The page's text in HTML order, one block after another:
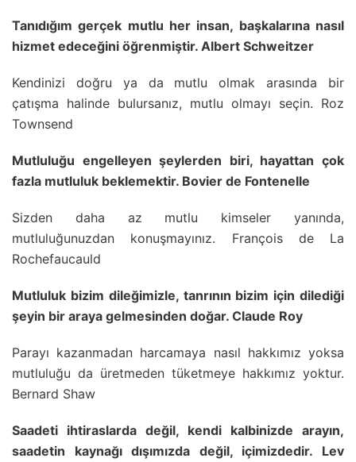
Tanıdığım gerçek mutlu her insan, başkalarına nasıl
hizmet edeceğini öğrenmiştir. Albert Schweitzer
Kendinizi doğru ya da mutlu olmak arasında bir
çatışma halinde bulursanız, mutlu olmayı seçin. Roz
Townsend
Mutluluğu engelleyen şeylerden biri, hayattan çok
fazla mutluluk beklemektir. Bovier de Fontenelle
Sizden daha az mutlu kimseler yanında,
mutluluğunuzdan konuşmayınız. François de La
Rochefaucauld
Mutluluk bizim dileğimizle, tanrının bizim için dilediği
şeyin bir araya gelmesinden doğar. Claude Roy
Parayı kazanmadan harcamaya nasıl hakkımız yoksa
mutluluğu da üretmeden tüketmeye hakkımız yoktur.
Bernard Shaw
Saadeti ihtiraslarda değil, kendi kalbinizde arayın,
saadetin kaynağı dışımızda değil, içimizdedir. Lev